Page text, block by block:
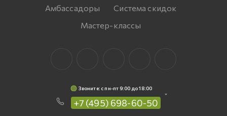
Амбассадоры
Система скидок
Мастер-классы
Звоните: c пн-пт 9:00 до 18:00
+7 (495) 698-60-50